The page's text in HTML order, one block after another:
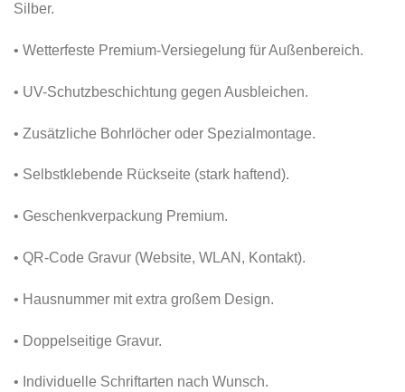
Silber.
• Wetterfeste Premium-Versiegelung für Außenbereich.
• UV-Schutzbeschichtung gegen Ausbleichen.
• Zusätzliche Bohrlöcher oder Spezialmontage.
• Selbstklebende Rückseite (stark haftend).
• Geschenkverpackung Premium.
• QR-Code Gravur (Website, WLAN, Kontakt).
• Hausnummer mit extra großem Design.
• Doppelseitige Gravur.
• Individuelle Schriftarten nach Wunsch.